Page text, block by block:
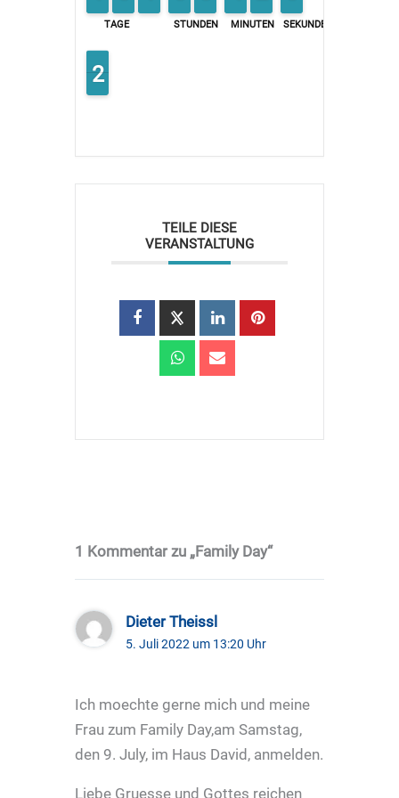
TAGE STUNDEN MINUTEN SEKUNDEN
2
2
1
TEILE DIESE
VERANSTALTUNG
1 Kommentar zu „Family Day“
Dieter Theissl
5. Juli 2022 um 13:20 Uhr
Ich moechte gerne mich und meine
Frau zum Family Day,am Samstag,
den 9. July, im Haus David, anmelden.
Liebe Gruesse und Gottes reichen